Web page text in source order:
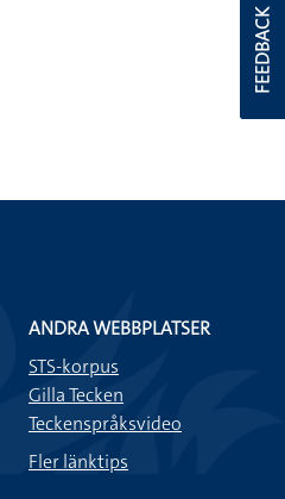
FEEDBACK
ANDRA WEBBPLATSER
STS-korpus
Gilla Tecken
Teckenspråksvideo
Fler länktips